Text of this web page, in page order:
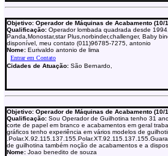
Objetivo: Operador de Máquinas de Acabamento (10/
Qualificação: Operador lombada quadrada desde
Panda,Monostar,star Plus,norbinder,challenger, Baby
disponível, meu contato (011)96785-7275, antonio
Nome: Eurivaldo antonio de lima
Cidades de Atuação: São Bernardo,
Objetivo: Operador de Máquinas de Acabamento (10/
Qualificação: Sou Operador de Guilhotina tenho 31
corte de papel em branco e acabamentos em geral
gráficos tenho experiência em vários modelos de
de guilhotina também noção de acabamentos e a
Nome: Joao benedito de souza